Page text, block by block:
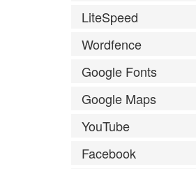
LiteSpeed
Wordfence
Google Fonts
Google Maps
YouTube
Facebook